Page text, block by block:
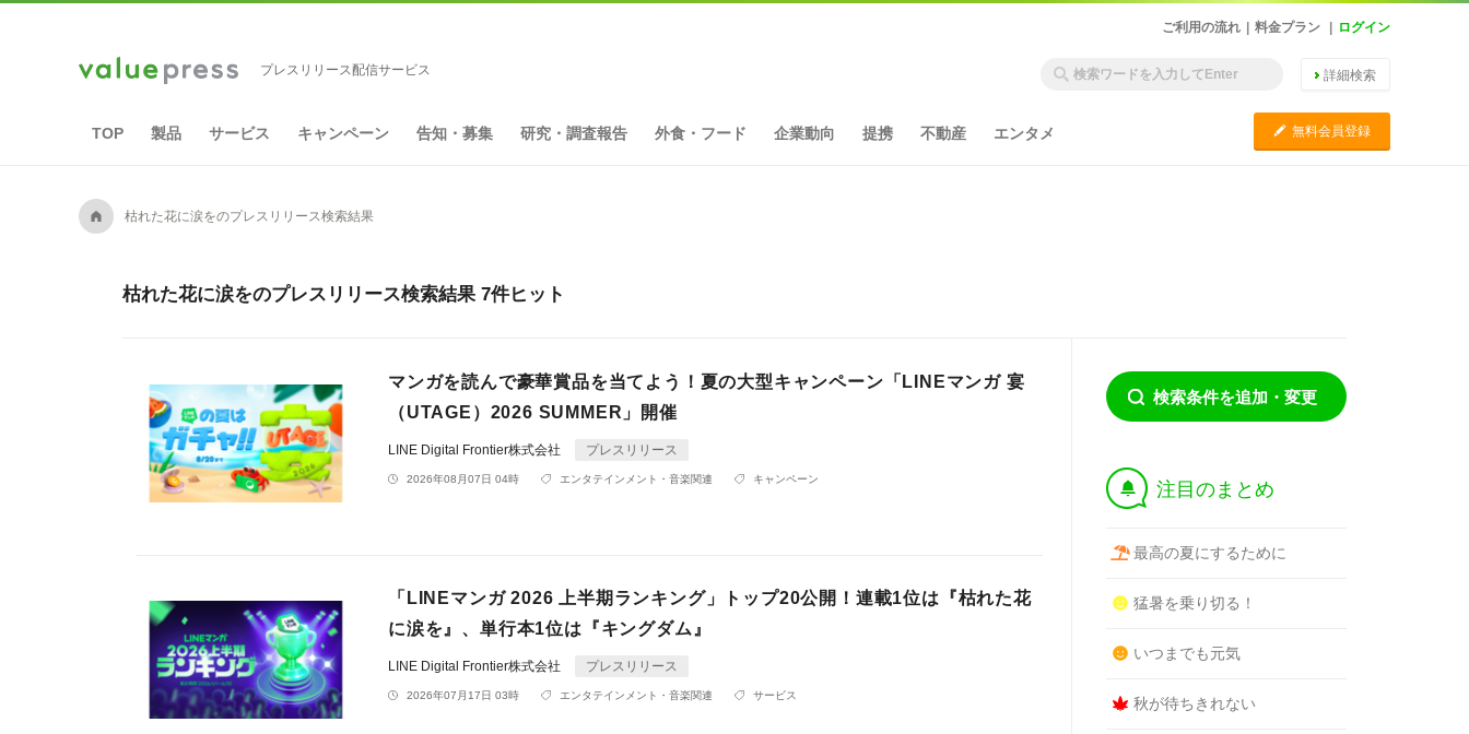
ご利用の流れ 料金プラン ログイン
プレスリリース配信サービス 詳細検索
TOP 製品 サービス キャンペーン 告知・募集 研究・調査報告 外食・フード 企業動向 提携 不動産 エンタメ C 無料会員登録
A 枯れた花に涙をのプレスリリース検索結果
枯れた花に涙をのプレスリリース検索結果 7件ヒット
マンガを読んで豪華賞品を当てよう！夏の大型キャンペーン「LINEマンガ 宴
（UTAGE）2026 SUMMER」開催
LINE Digital Frontier株式会社 プレスリリース
2026年08月07日 04時 エンタテインメント・音楽関連 キャンペーン
「LINEマンガ 2026 上半期ランキング」トップ20公開！連載1位は『枯れた花
に涙を』、単行本1位は『キングダム』
LINE Digital Frontier株式会社 プレスリリース
2026年07月17日 03時 エンタテインメント・音楽関連 サービス
検索条件を追加・変更
† 注目のまとめ
最高の夏にするために
猛暑を乗り切る！
いつまでも元気
秋が待ちきれない